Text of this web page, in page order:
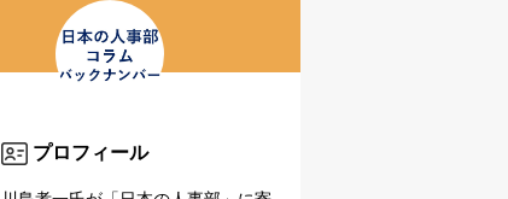
プロフィール